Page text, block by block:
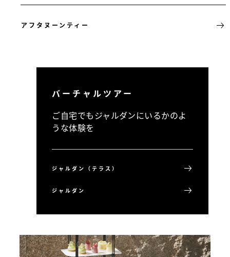
アフタヌーンティー
バーチャルツアー
ご自宅でもジャルダンにいるかのよ
うな体験を
ジャルダン（テラス）
ジャルダン